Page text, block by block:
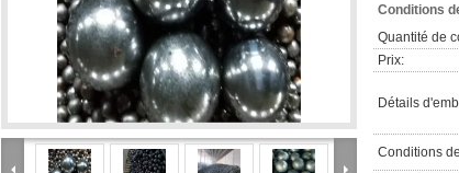
Conditions
Quantité de
Prix:
Détails
Conditions